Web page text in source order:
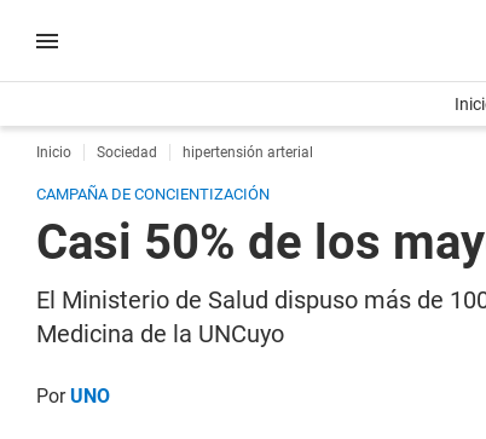
Inicio Sociedad hipertensión arterial
CAMPAÑA DE CONCIENTIZACIÓN
Casi 50% de los
El Ministerio de Salud dispuso más de
Medicina de la UNCuyo
PorUNO